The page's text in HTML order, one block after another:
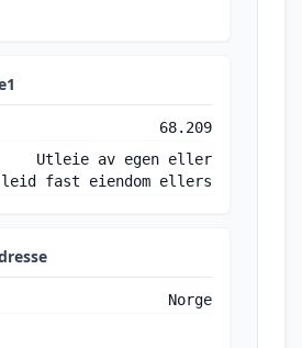
68.209
Utleie av egen eller
leid fast eiendom ellers
Norge